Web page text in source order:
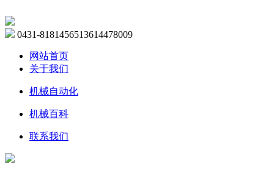
0431-8181456513614478009
网站首页
关于我们
机械自动化
机械百科
联系我们